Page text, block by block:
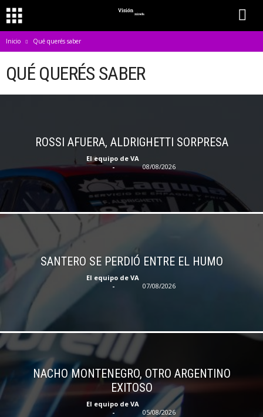
Inicio Qué querés saber
QUÉ QUERÉS SABER
ROSSI AFUERA, ALDRIGHETTI SORPRESA
El equipo de VA
-
08/08/2026
SANTERO SE PERDIÓ ENTRE EL HUMO
El equipo de VA
-
07/08/2026
NACHO MONTENEGRO, OTRO ARGENTINO
EXITOSO
El equipo de VA
-
05/08/2026